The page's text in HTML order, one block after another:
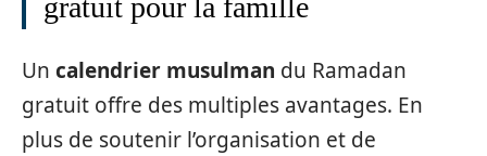
Un calendrier musulman du Ramadan
gratuit offre des multiples avantages. En
plus de soutenir l’organisation et de